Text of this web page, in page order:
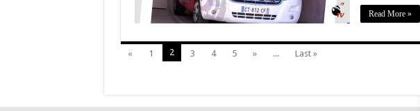
Read More »
« 1 2 3 4 5 » ... Last »